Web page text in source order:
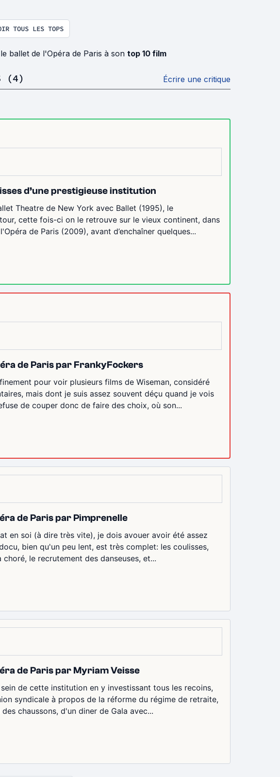
TOUS LES TOPS
ballet de l'Opéra de Paris à son top 10 film
(4) Écrire une critique
d’une prestigieuse institution
Theatre de New York avec Ballet (1995), le
cette fois-ci on le retrouve sur le vieux continent, dans
de Paris (2009), avant d’enchaîner quelques...
de Paris par FrankyFockers
pour voir plusieurs films de Wiseman, considéré
mais dont je suis assez souvent déçu quand je vois
de couper donc de faire des choix, où son...
de Paris par Pimprenelle
en soi (à dire très vite), je dois avouer avoir été assez
bien qu'un peu lent, est très complet: les coulisses,
le recrutement des danseuses, et...
de Paris par Myriam Veisse
de cette institution en y investissant tous les recoins,
syndicale à propos de la réforme du régime de retraite,
chaussons, d'un diner de Gala avec...